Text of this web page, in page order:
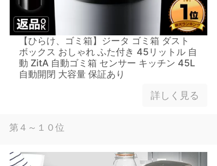
【ひらけ、ゴミ箱】ジータ ゴミ箱 ダスト
ボックス おしゃれ ふた付き 45リットル 自
動 ZitA 自動ゴミ箱 センサー キッチン 45L
自動開閉 大容量 保証あり
詳しく見る
第４～１０位